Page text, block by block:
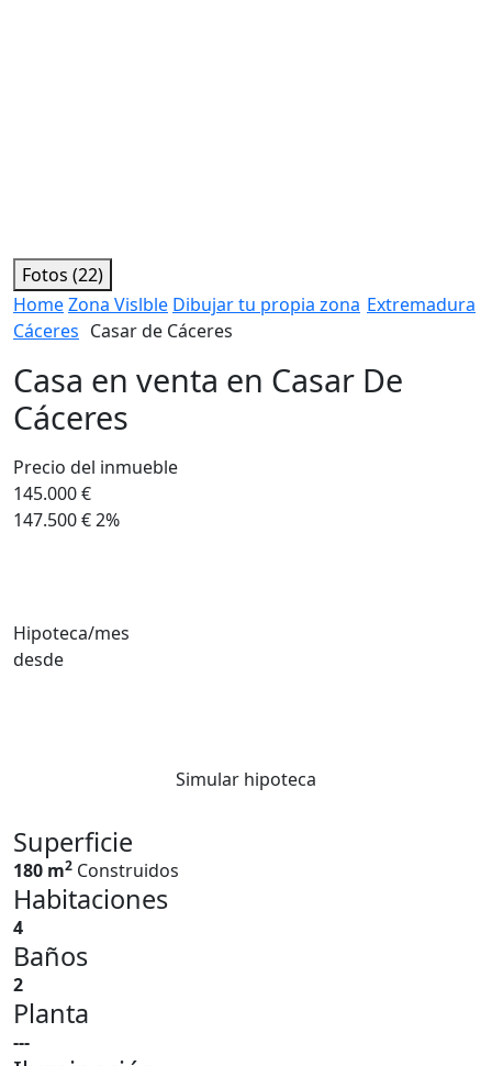
Fotos (22)
HomeZona Vislble Dibujar tu propia zona Extremadura
Cáceres Casar de Cáceres
Casa en venta en Casar De
Cáceres
Precio del inmueble
145.000 €
147.500 €2%
Hipoteca/mes
desde
Simular hipoteca
Superficie
180 m2 Construidos
Habitaciones
4
Baños
2
Planta
---